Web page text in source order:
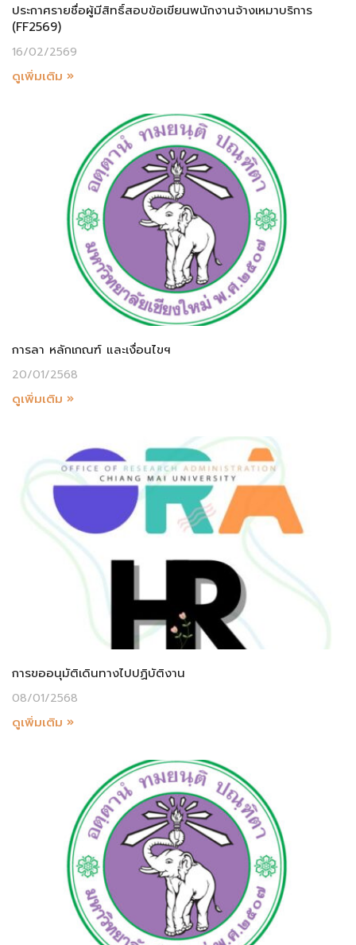
ประกาศรายชื่อผู้มีสิทธิ์สอบข้อเขียนพนักงานจ้างเหมาบริการ
(FF2569)
16/02/2569
ดูเพิ่มเติม »
การลา หลักเกณฑ์ และเงื่อนไขฯ
20/01/2568
ดูเพิ่มเติม »
การขออนุมัติเดินทางไปปฏิบัติงาน
08/01/2568
ดูเพิ่มเติม »